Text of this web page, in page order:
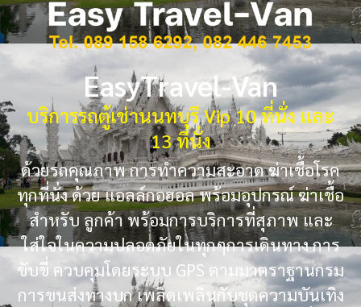
EasyTravel-Van
บริการรถตู้เช่านนทบุรี Vip 10 ที่นั่ง และ
13 ที่นั่ง
ด้วยรถคุณภาพ การทำความสะอาด ฆ่าเชื้อโรค
ทุกที่นั่ง ด้วย แอลล์กอฮอล พร้อมอุปกรณ์ ฆ่าเชื้อ
สำหรับ ลูกค้า พร้อมการบริการที่สุภาพ และ
ใส่ใจในความปลอดภัยในทุกๆการเดินทาง การ
ขับขี่ ควบคุมโดยระบบ GPS ตามมาตราฐานกรม
การขนส่งทางบก เพลิดเพลินกับชุดความบันเทิง